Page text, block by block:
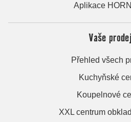
Aplikace
Vaše
Přehled všech
Kuchyňské
Koupelnové
XXL centrum